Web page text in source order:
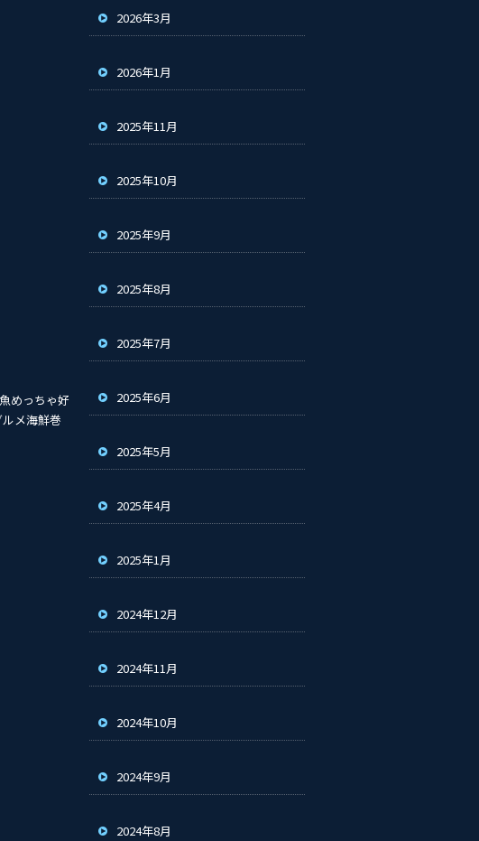
めっちゃ好
メ海鮮巻
2026年3月
2026年1月
2025年11月
2025年10月
2025年9月
2025年8月
2025年7月
2025年6月
2025年5月
2025年4月
2025年1月
2024年12月
2024年11月
2024年10月
2024年9月
2024年8月